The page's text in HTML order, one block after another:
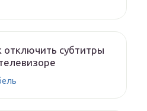
отключить субтитры